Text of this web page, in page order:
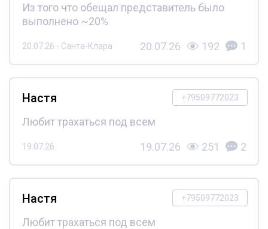
Из того что обещал представитель было
выполнено ~20%
20.07.26 - Санта-Клара 20.07.26 192 1
+79509772023
Настя
Любит трахаться под всем
19.07.26 19.07.26 251 2
+79509772023
Настя
Любит трахаться под всем